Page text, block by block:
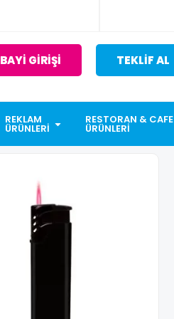
BAYİ GİRİŞİ TEKLİF AL
REKLAM
ÜRÜNLERI
RESTORAN & CAFE
ÜRÜNLERI